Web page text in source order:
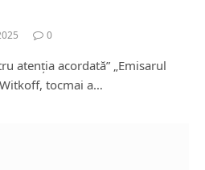
0
atenția acordată” „Emisarul
tocmai a…